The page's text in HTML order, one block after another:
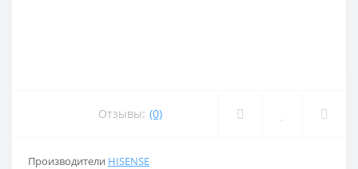
Отзывы: (0)
Производители HISENSE